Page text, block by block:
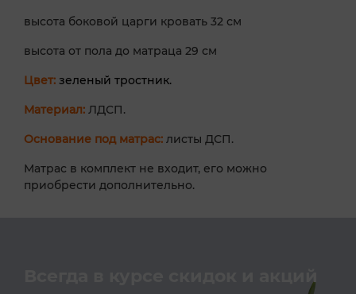
высота боковой царги кровать 32 см
высота от пола до матраца 29 см
Цвет: зеленый тростник.
Материал: ЛДСП.
Основание под матрас: листы ДСП.
Матрас в комплект не входит, его можно
приобрести дополнительно.
Всегда в курсе скидок и акций